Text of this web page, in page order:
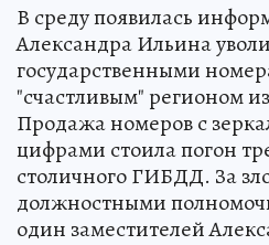
В среду появилась
Александра Ильина
государственными
"счастливым" регионом
Продажа номеров с
цифрами стоила погон
столичного ГИБДД. За
должностными
один заместителей